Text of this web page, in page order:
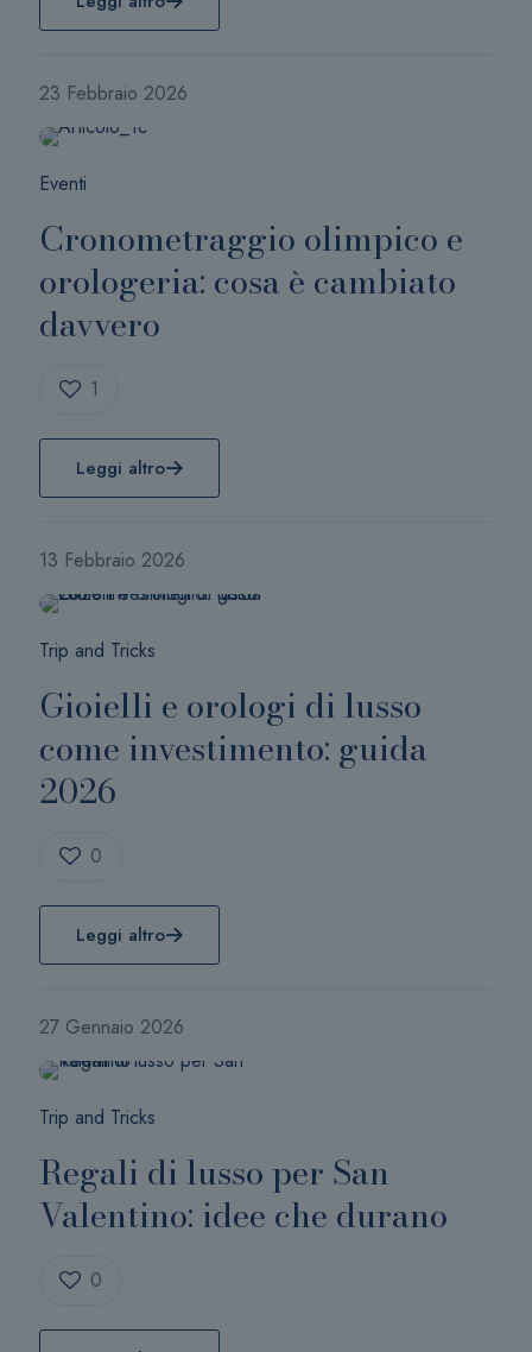
23 Febbraio 2026
Eventi
Cronometraggio olimpico e
orologeria: cosa è cambiato
davvero
1
Leggi altro
13 Febbraio 2026
Trip and Tricks
Gioielli e orologi di lusso
come investimento: guida
2026
0
Leggi altro
27 Gennaio 2026
Trip and Tricks
Regali di lusso per San
Valentino: idee che durano
0